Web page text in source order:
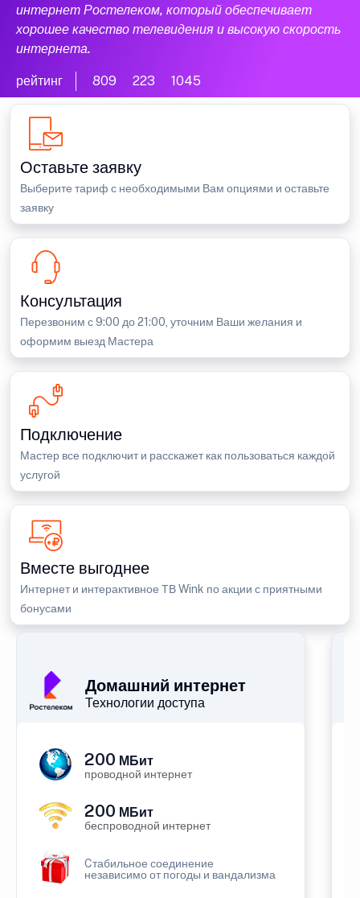
интернет Ростелеком, который обеспечивает
хорошее качество телевидения и высокую скорость
интернета.
рейтинг 809 223 1045
Оставьте заявку
Выберите тариф с необходимыми Вам опциями и оставьте
заявку
Консультация
Перезвоним с 9:00 до 21:00, уточним Ваши желания и
оформим выезд Мастера
Подключение
Мастер все подключит и расскажет как пользоваться каждой
услугой
Вместе выгоднее
Интернет и интерактивное ТВ Wink по акции с приятными
бонусами
Домашний интернет
Технологии доступа
200 МБит
проводной интернет
200 МБит
беспроводной интернет
Cтабильное соединение
независимо от погоды и вандализма